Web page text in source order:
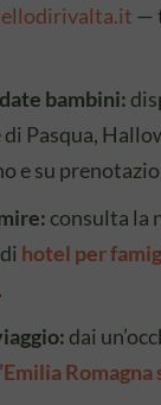
—
bambini:
di Pasqua,
e su
consulta la
hotel per
.
dai
Romagna